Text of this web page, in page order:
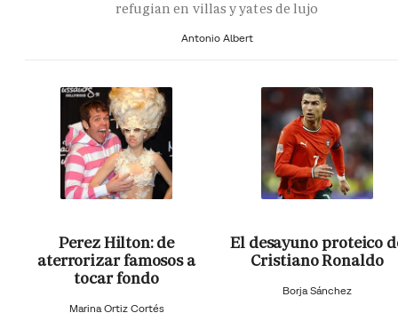
refugian en villas y yates de lujo
Antonio Albert
Perez Hilton: de
aterrorizar famosos a
tocar fondo
Marina Ortiz Cortés
El desayuno proteico
Cristiano Ronaldo
Borja Sánchez